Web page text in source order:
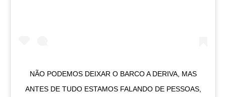
NÃO PODEMOS DEIXAR O BARCO A DERIVA, MAS
ANTES DE TUDO ESTAMOS FALANDO DE PESSOAS,